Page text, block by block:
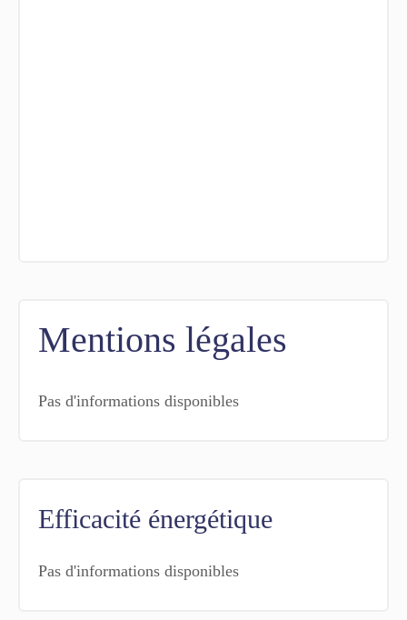
Mentions légales
Pas d'informations disponibles
Efficacité énergétique
Pas d'informations disponibles